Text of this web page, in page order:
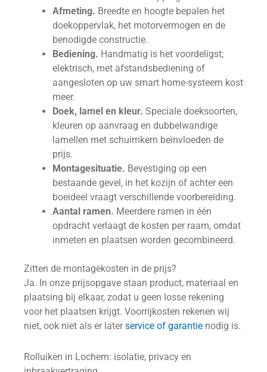
Afmeting. Breedte en hoogte bepalen het
doekoppervlak, het motorvermogen en de
benodigde constructie.
Bediening. Handmatig is het voordeligst;
elektrisch, met afstandsbediening of
aangesloten op uw smart home-systeem kost
meer.
Doek, lamel en kleur. Speciale doeksoorten,
kleuren op aanvraag en dubbelwandige
lamellen met schuimkern beïnvloeden de
prijs.
Montagesituatie. Bevestiging op een
bestaande gevel, in het kozijn of achter een
boeideel vraagt verschillende voorbereiding.
Aantal ramen. Meerdere ramen in één
opdracht verlaagt de kosten per raam, omdat
inmeten en plaatsen worden gecombineerd.
Zitten de montagekosten in de prijs?
Ja. In onze prijsopgave staan product, materiaal en
plaatsing bij elkaar, zodat u geen losse rekening
voor het plaatsen krijgt. Voorrijkosten rekenen wij
niet, ook niet als er laterservice of garantie nodig is.
Rolluiken in Lochem: isolatie, privacy en